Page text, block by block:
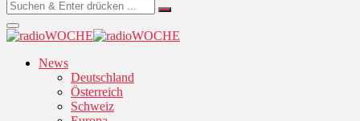
News
Deutschland
Österreich
Schweiz